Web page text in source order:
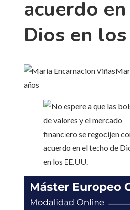
acuerdo
Dios en los
años